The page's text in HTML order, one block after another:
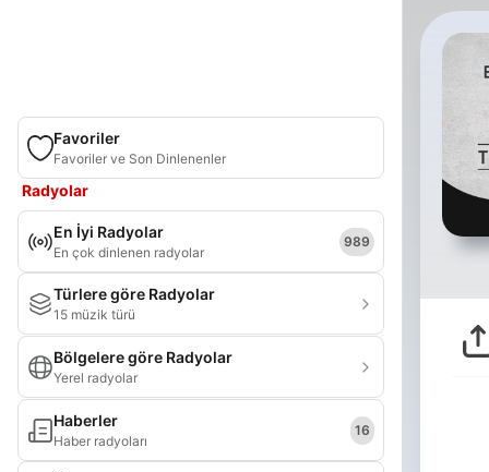
Favoriler
Favoriler ve Son Dinlenenler
Radyolar
En İyi Radyolar
En çok dinlenen radyolar
989
Türlere göre Radyolar
15 müzik türü
Bölgelere göre Radyolar
Yerel radyolar
Haberler
Haber radyoları
16